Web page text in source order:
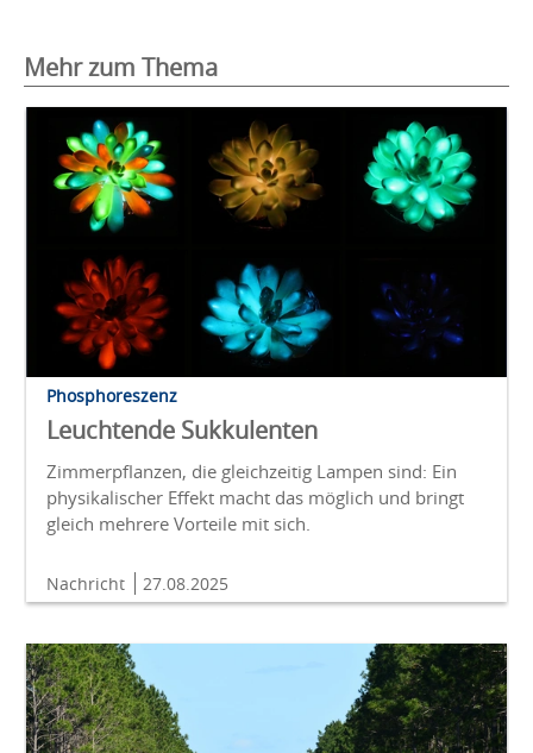
Mehr zum Thema
Phosphoreszenz
Leuchtende Sukkulenten
Zimmerpflanzen, die gleichzeitig Lampen sind: Ein
physikalischer Effekt macht das möglich und bringt
gleich mehrere Vorteile mit sich.
Nachricht 27.08.2025